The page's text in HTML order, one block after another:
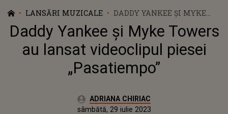
LANSĂRI MUZICALE
DADDY YANKEE ȘI MYKE
TOWERS AU LANSAT
VIDEOCLIPUL PIESEI
„PASATIEMPO”
Daddy Yankee și Myke Towers
au lansat videoclipul piesei
„Pasatiempo”
Autor:ADRIANA CHIRIAC
Actualizat:
sâmbătă, 29 iulie 2023